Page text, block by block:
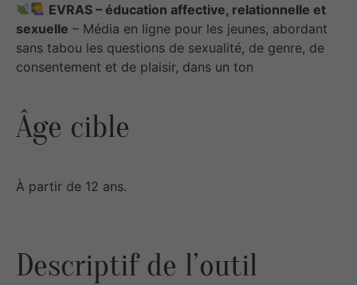
EVRAS – éducation affective, relationnelle et
sexuelle – Média en ligne pour les jeunes, abordant
sans tabou les questions de sexualité, de genre, de
consentement et de plaisir, dans un ton
Âge cible
À partir de 12 ans.
Descriptif de l’outil